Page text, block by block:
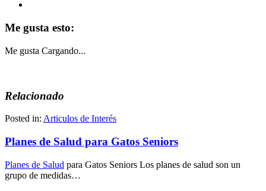
Me gusta esto:
Me gusta Cargando...
Relacionado
Posted in: Articulos de Interés
Planes de Salud para Gatos Seniors
Planes de Salud para Gatos Seniors Los planes de salud son un
grupo de medidas…